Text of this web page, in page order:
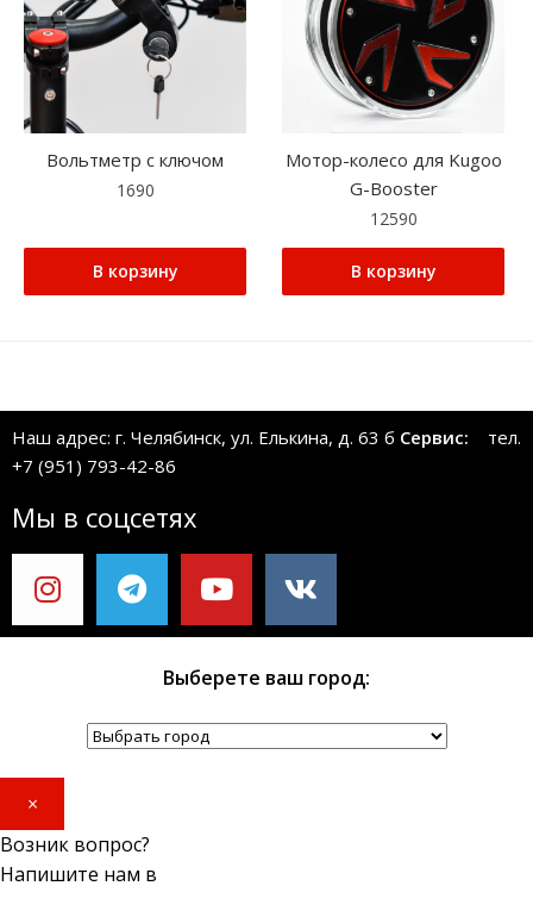
Вольтметр с ключом
1690
В корзину
Мотор-колесо для Kugoo
G-Booster
12590
В корзину
Наш адрес: г. Челябинск, ул. Елькина, д. 63 б Сервис: тел.
+7 (951) 793-42-86
Мы в соцсетях
Выберете ваш город:
×
Возник вопрос?
Напишите нам в